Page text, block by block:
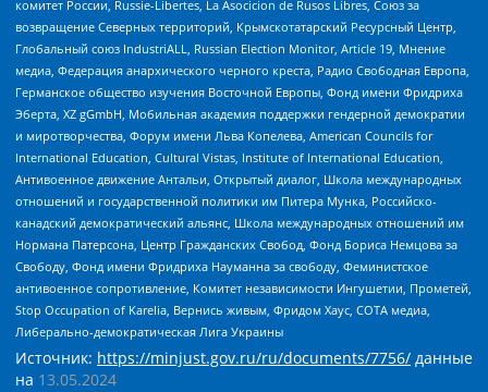
комитет России, Russie-Libertes, La Asocicion de Rusos Libres, Союз за
возвращение Северных территорий, Крымскотатарский Ресурсный Центр,
Глобальный союз IndustriALL, Russian Election Monitor, Article 19, Мнение
медиа, Федерация анархического черного креста, Радио Свободная Европа,
Германское общество изучения Восточной Европы, Фонд имени Фридриха
Эберта, XZ gGmbH, Мобильная академия поддержки гендерной демократии
и миротворчества, Форум имени Льва Копелева, American Councils for
International Education, Cultural Vistas, Institute of International Education,
Антивоенное движение Антальи, Открытый диалог, Школа международных
отношений и государственной политики им Питера Мунка, Российско-
канадский демократический альянс, Школа международных отношений им
Нормана Патерсона, Центр Гражданских Свобод, Фонд Бориса Немцова за
Свободу, Фонд имени Фридриха Науманна за свободу, Феминистское
антивоенное сопротивление, Комитет независимости Ингушетии, Прометей,
Stop Occupation of Karelia, Вернись живым, Фридом Хаус, СОТА медиа,
Либерально-демократическая Лига Украины
Источник: https://minjust.gov.ru/ru/documents/7756/ данные
на 13.05.2024